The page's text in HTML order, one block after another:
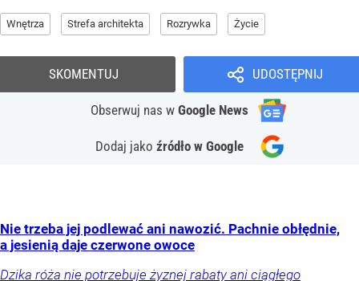
Wnętrza Strefa architekta Rozrywka Życie
UDOSTĘPNIJ
Obserwuj nas w Google News
Dodaj jako źródło w Google
SKOMENTUJ
Nie trzeba jej podlewać ani nawozić. Pachnie obłędnie,
a jesienią daje czerwone owoce
Dzika róża nie potrzebuje żyznej rabaty ani ciągłego